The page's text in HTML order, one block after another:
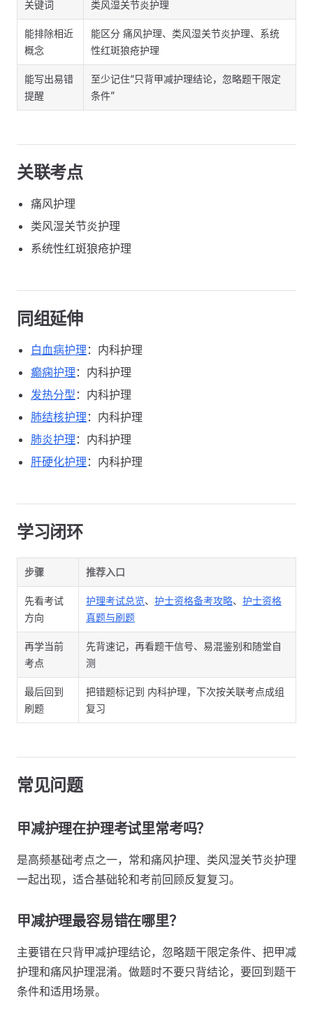
关键词 类风湿关节炎护理
能排除相近
概念
能区分 痛风护理、类风湿关节炎护理、系统
性红斑狼疮护理
能写出易错
提醒
至少记住“只背甲减护理结论，忽略题干限定
条件”
关联考点
痛风护理
类风湿关节炎护理
系统性红斑狼疮护理
同组延伸
白血病护理 ：内科护理
癫痫护理 ：内科护理
发热分型 ：内科护理
肺结核护理 ：内科护理
肺炎护理 ：内科护理
肝硬化护理 ：内科护理
学习闭环
步骤 推荐入口
先看考试
方向
护理考试总览、 护士资格备考攻略、 护士资格
真题与刷题
再学当前
考点
先背速记，再看题干信号、易混鉴别和随堂自
测
最后回到
刷题
把错题标记到 内科护理，下次按关联考点成组
复习
常见问题
甲减护理在护理考试里常考吗？
是高频基础考点之一，常和痛风护理、类风湿关节炎护理
一起出现，适合基础轮和考前回顾反复复习。
甲减护理最容易错在哪里？
主要错在只背甲减护理结论，忽略题干限定条件、把甲减
护理和痛风护理混淆。做题时不要只背结论，要回到题干
条件和适用场景。